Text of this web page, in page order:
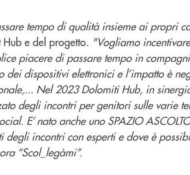
tempo di qualità insieme ai propri
e del progetto. "Vogliamo
piacere di passare tempo in
dei dispositivi elettronici e l’impatto è
Nel 2023 Dolomiti Hub, in
degli incontri per genitori sulle varie
E’ nato anche uno SPAZIO
degli incontri con esperti e dove è
“Scol_legàmi”.